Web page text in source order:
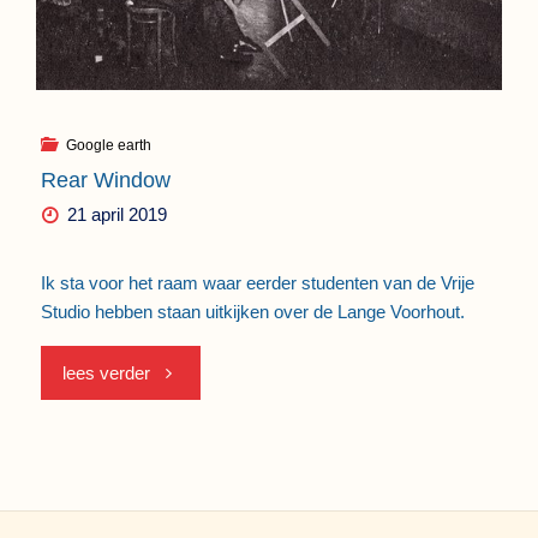
Google earth
Rear Window
21 april 2019
Ik sta voor het raam waar eerder studenten van de Vrije
Studio hebben staan uitkijken over de Lange Voorhout.
lees verder"Rear